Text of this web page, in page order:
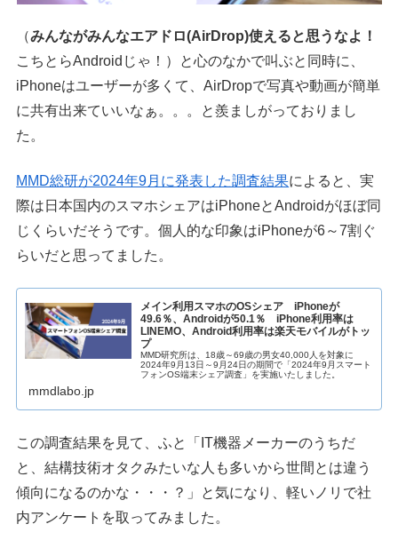
（みんながみんなエアドロ(AirDrop)使えると思うなよ！
こちとらAndroidじゃ！）と心のなかで叫ぶと同時に、
iPhoneはユーザーが多くて、AirDropで写真や動画が簡単
に共有出来ていいなぁ。。。と羨ましがっておりまし
た。
MMD総研が2024年9月に発表した調査結果によると、実
際は日本国内のスマホシェアはiPhoneとAndroidがほぼ同
じくらいだそうです。個人的な印象はiPhoneが6～7割ぐ
らいだと思ってました。
メイン利用スマホのOSシェア iPhoneが
49.6％、Androidが50.1％ iPhone利用率は
LINEMO、Android利用率は楽天モバイルがトッ
プ
MMD研究所は、18歳～69歳の男女40,000人を対象に
2024年9月13日～9月24日の期間で「2024年9月スマート
フォンOS端末シェア調査」を実施いたしました。
mmdlabo.jp
この調査結果を見て、ふと「IT機器メーカーのうちだ
と、結構技術オタクみたいな人も多いから世間とは違う
傾向になるのかな・・・？」と気になり、軽いノリで社
内アンケートを取ってみました。